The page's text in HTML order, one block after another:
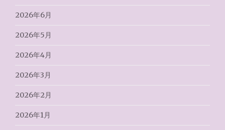
2026年6月
2026年5月
2026年4月
2026年3月
2026年2月
2026年1月